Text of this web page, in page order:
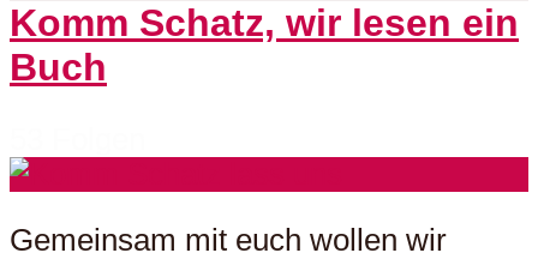
Komm Schatz, wir lesen ein
Buch
Gemeinsam mit euch wollen wir